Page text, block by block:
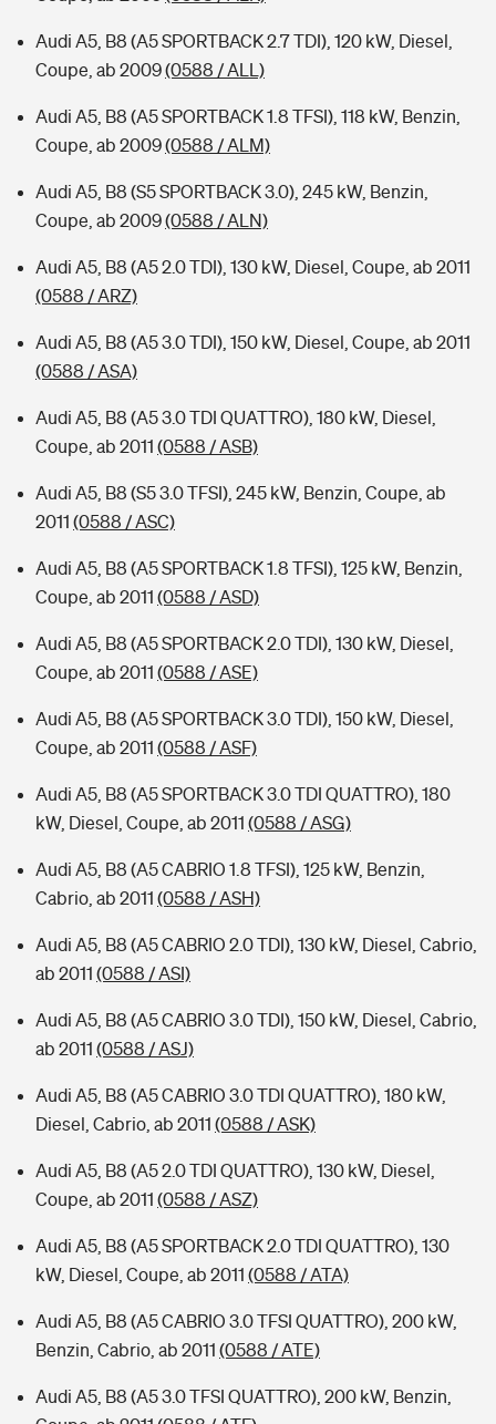
Audi A5, B8 (A5 SPORTBACK 2.7 TDI), 120 kW, Diesel,
Coupe, ab 2009(0588 / ALL)
Audi A5, B8 (A5 SPORTBACK 1.8 TFSI), 118 kW, Benzin,
Coupe, ab 2009(0588 / ALM)
Audi A5, B8 (S5 SPORTBACK 3.0), 245 kW, Benzin,
Coupe, ab 2009(0588 / ALN)
Audi A5, B8 (A5 2.0 TDI), 130 kW, Diesel, Coupe, ab 2011
(0588 / ARZ)
Audi A5, B8 (A5 3.0 TDI), 150 kW, Diesel, Coupe, ab 2011
(0588 / ASA)
Audi A5, B8 (A5 3.0 TDI QUATTRO), 180 kW, Diesel,
Coupe, ab 2011 (0588 / ASB)
Audi A5, B8 (S5 3.0 TFSI), 245 kW, Benzin, Coupe, ab
2011 (0588 / ASC)
Audi A5, B8 (A5 SPORTBACK 1.8 TFSI), 125 kW, Benzin,
Coupe, ab 2011 (0588 / ASD)
Audi A5, B8 (A5 SPORTBACK 2.0 TDI), 130 kW, Diesel,
Coupe, ab 2011 (0588 / ASE)
Audi A5, B8 (A5 SPORTBACK 3.0 TDI), 150 kW, Diesel,
Coupe, ab 2011 (0588 / ASF)
Audi A5, B8 (A5 SPORTBACK 3.0 TDI QUATTRO), 180
kW, Diesel, Coupe, ab 2011 (0588 / ASG)
Audi A5, B8 (A5 CABRIO 1.8 TFSI), 125 kW, Benzin,
Cabrio, ab 2011 (0588 / ASH)
Audi A5, B8 (A5 CABRIO 2.0 TDI), 130 kW, Diesel, Cabrio,
ab 2011 (0588 / ASI)
Audi A5, B8 (A5 CABRIO 3.0 TDI), 150 kW, Diesel, Cabrio,
ab 2011 (0588 / ASJ)
Audi A5, B8 (A5 CABRIO 3.0 TDI QUATTRO), 180 kW,
Diesel, Cabrio, ab 2011 (0588 / ASK)
Audi A5, B8 (A5 2.0 TDI QUATTRO), 130 kW, Diesel,
Coupe, ab 2011 (0588 / ASZ)
Audi A5, B8 (A5 SPORTBACK 2.0 TDI QUATTRO), 130
kW, Diesel, Coupe, ab 2011 (0588 / ATA)
Audi A5, B8 (A5 CABRIO 3.0 TFSI QUATTRO), 200 kW,
Benzin, Cabrio, ab 2011 (0588 / ATE)
Audi A5, B8 (A5 3.0 TFSI QUATTRO), 200 kW, Benzin,